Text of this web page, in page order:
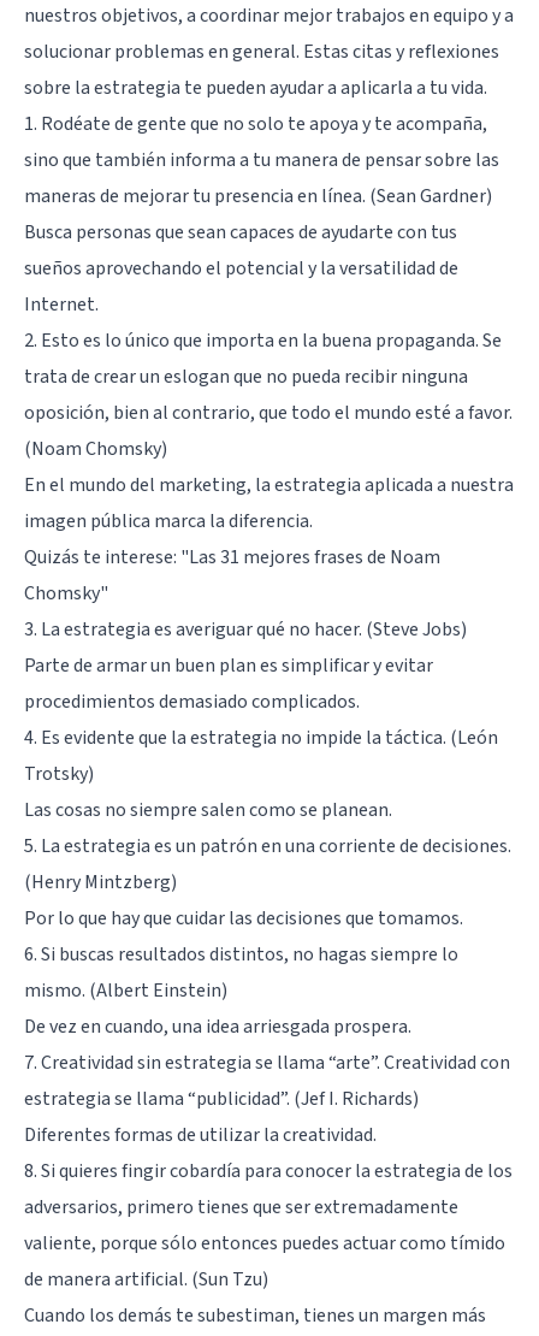
nuestros objetivos, a coordinar mejor trabajos en equipo y a
solucionar problemas en general. Estas citas y reflexiones
sobre la estrategia te pueden ayudar a aplicarla a tu vida.
1. Rodéate de gente que no solo te apoya y te acompaña,
sino que también informa a tu manera de pensar sobre las
maneras de mejorar tu presencia en línea. (Sean Gardner)
Busca personas que sean capaces de ayudarte con tus
sueños aprovechando el potencial y la versatilidad de
Internet.
2. Esto es lo único que importa en la buena propaganda. Se
trata de crear un eslogan que no pueda recibir ninguna
oposición, bien al contrario, que todo el mundo esté a favor.
(Noam Chomsky)
En el mundo del marketing, la estrategia aplicada a nuestra
imagen pública marca la diferencia.
Quizás te interese: "Las 31 mejores frases de Noam
Chomsky"
3. La estrategia es averiguar qué no hacer. (Steve Jobs)
Parte de armar un buen plan es simplificar y evitar
procedimientos demasiado complicados.
4. Es evidente que la estrategia no impide la táctica. (León
Trotsky)
Las cosas no siempre salen como se planean.
5. La estrategia es un patrón en una corriente de decisiones.
(Henry Mintzberg)
Por lo que hay que cuidar las decisiones que tomamos.
6. Si buscas resultados distintos, no hagas siempre lo
mismo. (Albert Einstein)
De vez en cuando, una idea arriesgada prospera.
7. Creatividad sin estrategia se llama “arte”. Creatividad con
estrategia se llama “publicidad”. (Jef I. Richards)
Diferentes formas de utilizar la creatividad.
8. Si quieres fingir cobardía para conocer la estrategia de los
adversarios, primero tienes que ser extremadamente
valiente, porque sólo entonces puedes actuar como tímido
de manera artificial. (Sun Tzu)
Cuando los demás te subestiman, tienes un margen más